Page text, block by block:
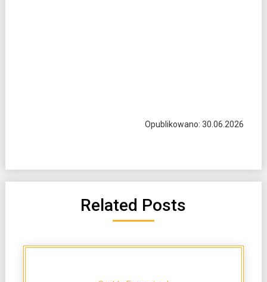
Opublikowano: 30.06.2026
Related Posts